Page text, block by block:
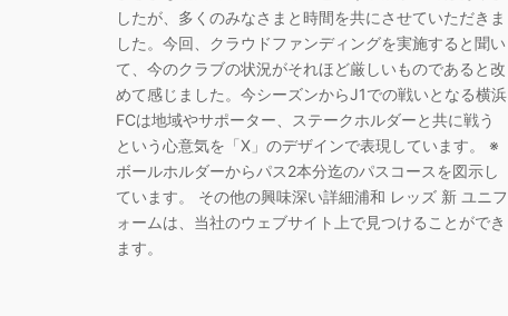
したが、多くのみなさまと時間を共にさせていただきま
した。今回、クラウドファンディングを実施すると聞い
て、今のクラブの状況がそれほど厳しいものであると改
めて感じました。今シーズンからJ1での戦いとなる横浜
FCは地域やサポーター、ステークホルダーと共に戦う
という心意気を「X」のデザインで表現しています。 ※
ボールホルダーからパス2本分迄のパスコースを図示し
ています。 その他の興味深い詳細浦和 レッズ 新 ユニフ
ォームは、当社のウェブサイト上で見つけることができ
ます。